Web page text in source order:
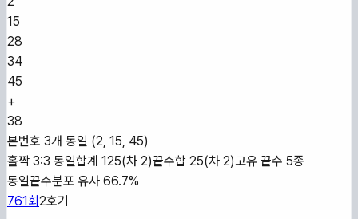
15
28
34
45
+
38
본번호 3개 동일 (2, 15, 45)
홀짝 3:3 동일합계 125(차 2)끝수합 25(차 2)고유 끝수 5종
동일끝수분포 유사 66.7%
761회2호기